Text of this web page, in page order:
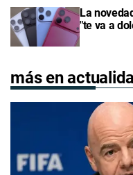
La
"te va a
más en